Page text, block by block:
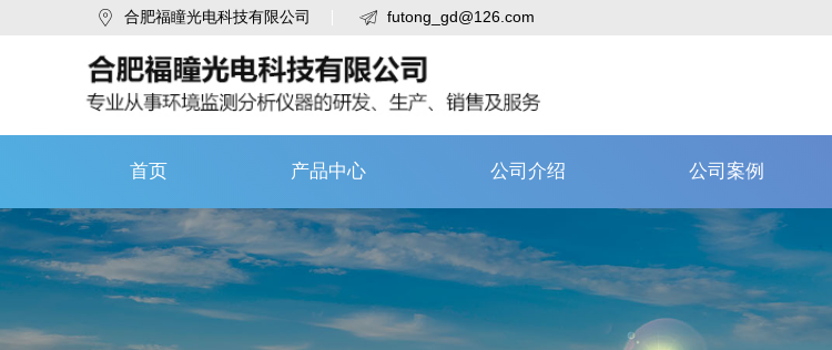
合肥福瞳光电科技有限公司 futong_gd@126.com
首页 产品中心 公司介绍 公司案例